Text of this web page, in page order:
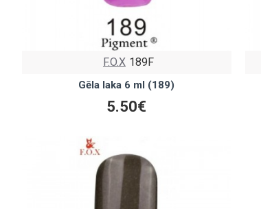
F.O.X 189F
Gēla laka 6 ml (189)
5.50€